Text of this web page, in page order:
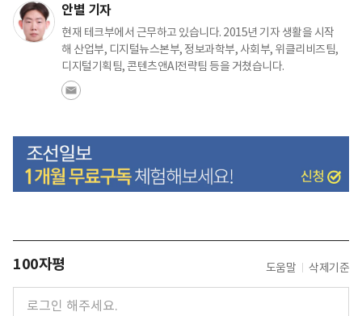
안별 기자
현재 테크부에서 근무하고 있습니다. 2015년 기자 생활을 시작
해 산업부, 디지털뉴스본부, 정보과학부, 사회부, 위클리비즈팀,
디지털기획팀, 콘텐츠앤AI전략팀 등을 거쳤습니다.
100자평 도움말 삭제기준